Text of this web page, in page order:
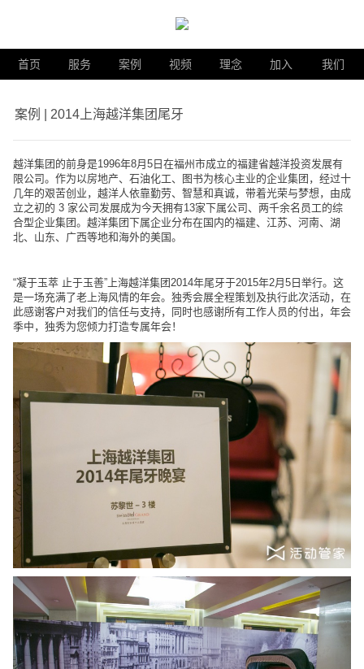
首页 服务 案例 视频 理念 加入 我们
案例 | 2014上海越洋集团尾牙
越洋集团的前身是1996年8月5日在福州市成立的福建省越洋投资发展有
限公司。作为以房地产、石油化工、图书为核心主业的企业集团，经过十
几年的艰苦创业，越洋人依靠勤劳、智慧和真诚，带着光荣与梦想，由成
立之初的 3 家公司发展成为今天拥有13家下属公司、两千余名员工的综
合型企业集团。越洋集团下属企业分布在国内的福建、江苏、河南、湖
北、山东、广西等地和海外的美国。
“凝于玉萃 止于玉善”上海越洋集团2014年尾牙于2015年2月5日举行。这
是一场充满了老上海风情的年会。独秀会展全程策划及执行此次活动，在
此感谢客户对我们的信任与支持，同时也感谢所有工作人员的付出，年会
季中，独秀为您倾力打造专属年会！